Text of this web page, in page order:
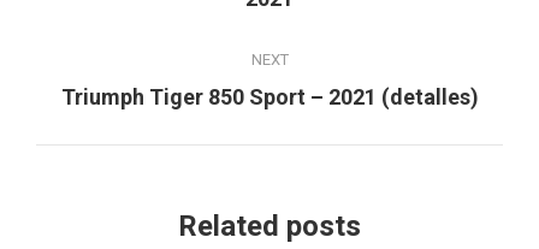
post:
NEXT
Next
Triumph Tiger 850 Sport – 2021 (detalles)
Related posts